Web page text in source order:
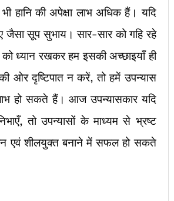
हानि की अपेक्षा लाभ अधिक हैं। यदि
जैसा सूप सुभाय। सार-सार को गहि रहे
ध्यान रखकर हम इसकी अच्छाइयाँ ही
ओर दृष्टिपात न करें, तो हमें उपन्यास
हो सकते हैं। आज उपन्यासकार यदि
तो उपन्यासों के माध्यम से भ्रष्ट
एवं शीलयुक्त बनाने में सफल हो सकते